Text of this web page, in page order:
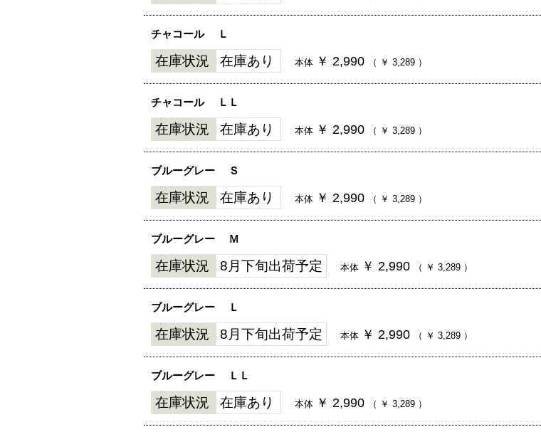
チャコール Ｌ
在庫状況 在庫あり 本体 ￥ 2,990 （ ￥ 3,289 ）
チャコール ＬＬ
在庫状況 在庫あり 本体 ￥ 2,990 （ ￥ 3,289 ）
ブルーグレー Ｓ
在庫状況 在庫あり 本体 ￥ 2,990 （ ￥ 3,289 ）
ブルーグレー Ｍ
在庫状況 8月下旬出荷予定 本体 ￥ 2,990 （ ￥ 3,289 ）
ブルーグレー Ｌ
在庫状況 8月下旬出荷予定 本体 ￥ 2,990 （ ￥ 3,289 ）
ブルーグレー ＬＬ
在庫状況 在庫あり 本体 ￥ 2,990 （ ￥ 3,289 ）